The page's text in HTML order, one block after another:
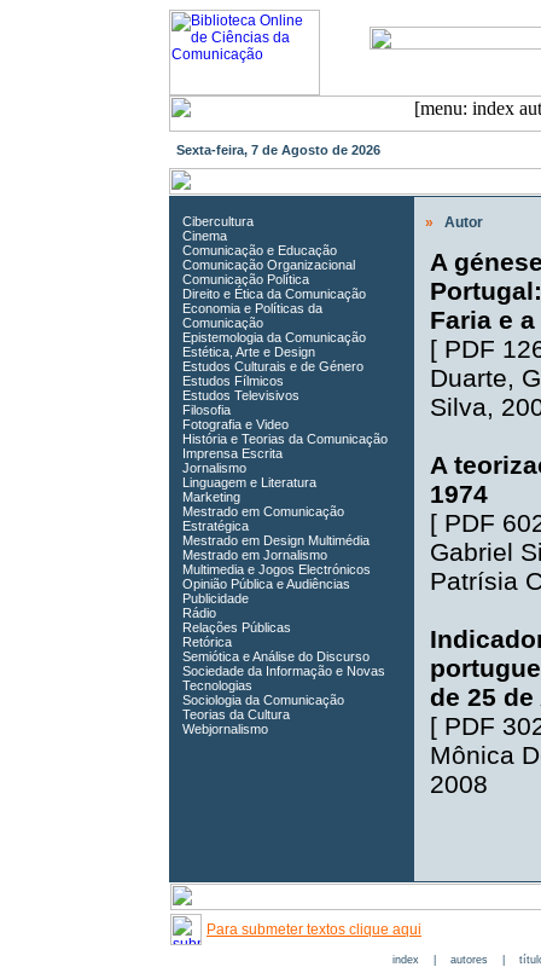
Sexta-feira, 7 de Agosto de 2026
Cibercultura
Cinema
Comunicação e Educação
Comunicação Organizacional
Comunicação Política
Direito e Ética da Comunicação
Economia e Políticas da
Comunicação
Epistemologia da Comunicação
Estética, Arte e Design
Estudos Culturais e de Género
Estudos Fílmicos
Estudos Televisivos
Filosofia
Fotografia e Video
História e Teorias da Comunicação
Imprensa Escrita
Jornalismo
Linguagem e Literatura
Marketing
Mestrado em Comunicação
Estratégica
Mestrado em Design Multimédia
Mestrado em Jornalismo
Multimedia e Jogos Electrónicos
Opinião Pública e Audiências
Publicidade
Rádio
Relações Públicas
Retórica
Semiótica e Análise do Discurso
Sociedade da Informação e Novas
Tecnologias
Sociologia da Comunicação
Teorias da Cultura
Webjornalismo
» Autor
A
Faria e
[ PDF
Duarte,
Silva,
A
1974
[ PDF
Gabriel
Patrísia
de 25
[ PDF
Mônica
2008
Para submeter textos clique aqui
index| autores|